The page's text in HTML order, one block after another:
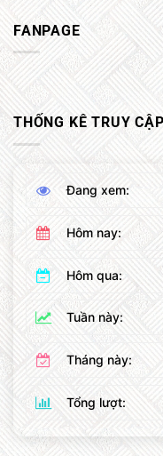
FANPAGE
THỐNG KÊ TRUY CẬP
Đang xem:
Hôm nay:
Hôm qua:
Tuần này:
Tháng này:
Tổng lượt: